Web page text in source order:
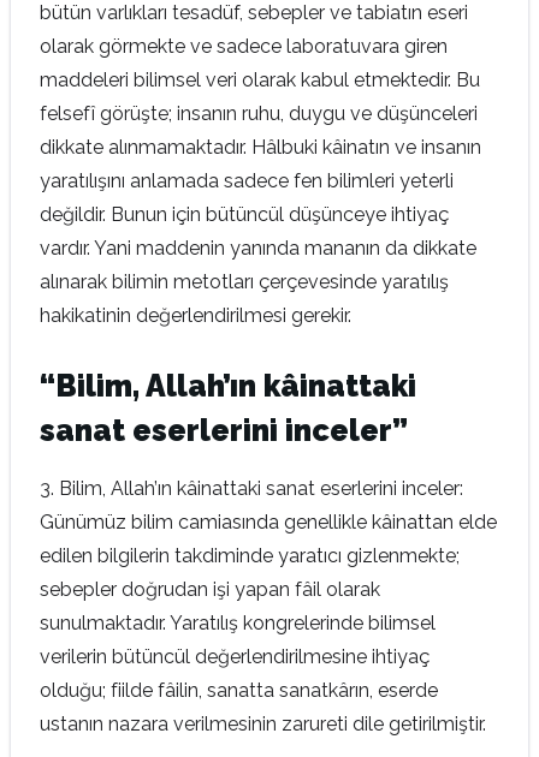
bütün varlıkları tesadüf, sebepler ve tabiatın eseri
olarak görmekte ve sadece laboratuvara giren
maddeleri bilimsel veri olarak kabul etmektedir. Bu
felsefî görüşte; insanın ruhu, duygu ve düşünceleri
dikkate alınmamaktadır. Hâlbuki kâinatın ve insanın
yaratılışını anlamada sadece fen bilimleri yeterli
değildir. Bunun için bütüncül düşünceye ihtiyaç
vardır. Yani maddenin yanında mananın da dikkate
alınarak bilimin metotları çerçevesinde yaratılış
hakikatinin değerlendirilmesi gerekir.
“Bilim, Allah’ın kâinattaki
sanat eserlerini inceler”
3. Bilim, Allah’ın kâinattaki sanat eserlerini inceler:
Günümüz bilim camiasında genellikle kâinattan elde
edilen bilgilerin takdiminde yaratıcı gizlenmekte;
sebepler doğrudan işi yapan fâil olarak
sunulmaktadır. Yaratılış kongrelerinde bilimsel
verilerin bütüncül değerlendirilmesine ihtiyaç
olduğu; fiilde fâilin, sanatta sanatkârın, eserde
ustanın nazara verilmesinin zarureti dile getirilmiştir.